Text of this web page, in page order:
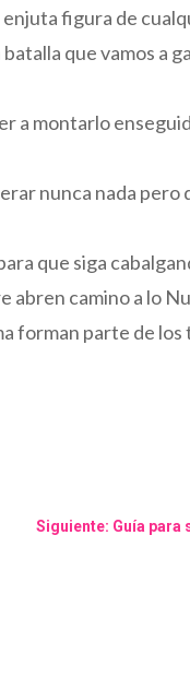
figura de
que vamos a
a montarlo
nunca nada pero
que siga
camino a lo
forman parte de
Siguiente: Guía para